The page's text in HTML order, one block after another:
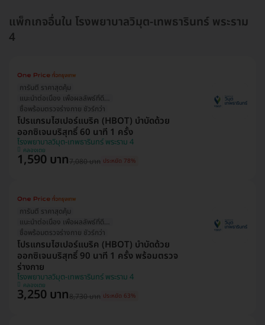
แพ็กเกจอื่นใน โรงพยาบาลวิมุต-เทพธารินทร์ พระราม
4
การันตี ราคาสุดคุ้ม
แนะนำต่อเนื่อง เพื่อผลลัพธ์ที่ดีกว่า
ซื้อพร้อมตรวจร่างกาย ชัวร์กว่า
โปรแกรมไฮเปอร์แบริค (HBOT) บำบัดด้วย
ออกซิเจนบริสุทธิ์ 60 นาที 1 ครั้ง
โรงพยาบาลวิมุต-เทพธารินทร์ พระราม 4
คลองเตย
1,590 บาท7,080 บาท ประหยัด 78%
การันตี ราคาสุดคุ้ม
แนะนำต่อเนื่อง เพื่อผลลัพธ์ที่ดีกว่า
ซื้อพร้อมตรวจร่างกาย ชัวร์กว่า
โปรแกรมไฮเปอร์แบริค (HBOT) บำบัดด้วย
ออกซิเจนบริสุทธิ์ 90 นาที 1 ครั้ง พร้อมตรวจ
ร่างกาย
โรงพยาบาลวิมุต-เทพธารินทร์ พระราม 4
คลองเตย
3,250 บาท8,730 บาท ประหยัด 63%